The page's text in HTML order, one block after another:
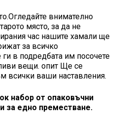
внимателно
място, за да не
час нашите хамали ще
за всичко
ги в подредбата им посочете
вещи. опит Ще се
всички ваши наставления.
набор от опаковъчни
за едно преместване.